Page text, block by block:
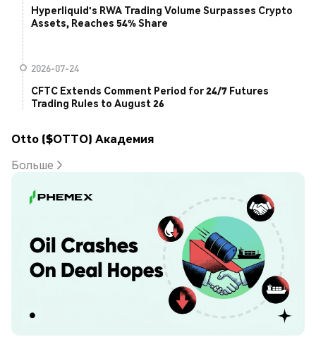
Hyperliquid's RWA Trading Volume Surpasses Crypto
Assets, Reaches 54% Share
2026-07-24
CFTC Extends Comment Period for 24/7 Futures
Trading Rules to August 26
Otto ($OTTO) Академия
Больше